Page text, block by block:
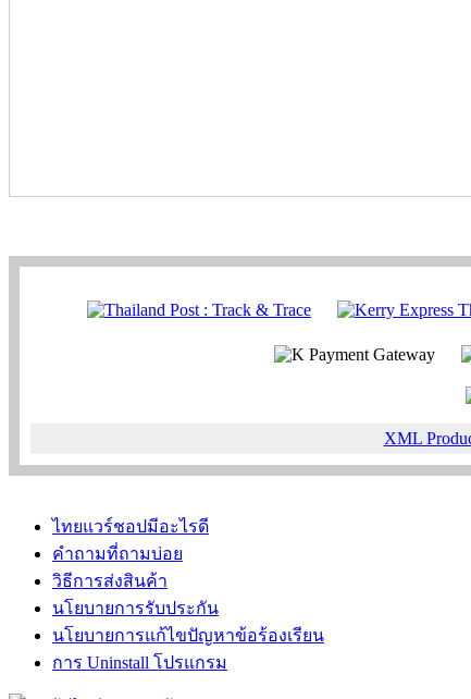
XML
ไทยแวร์ชอปมีอะไรดี
คำถามที่ถามบ่อย
วิธีการส่งสินค้า
นโยบายการรับประกัน
นโยบายการแก้ไขปัญหาข้อร้องเรียน
การ Uninstall โปรแกรม